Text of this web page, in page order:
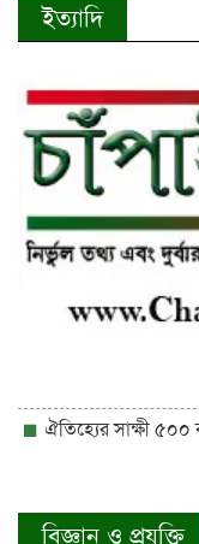
ইত্যাদি
ঐতিহ্যের সাক্ষী
বিজ্ঞান ও প্রযুক্তি